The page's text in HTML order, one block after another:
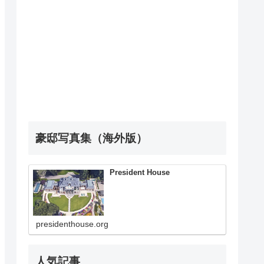
豪邸写真集（海外版）
President House
presidenthouse.org
人気記事